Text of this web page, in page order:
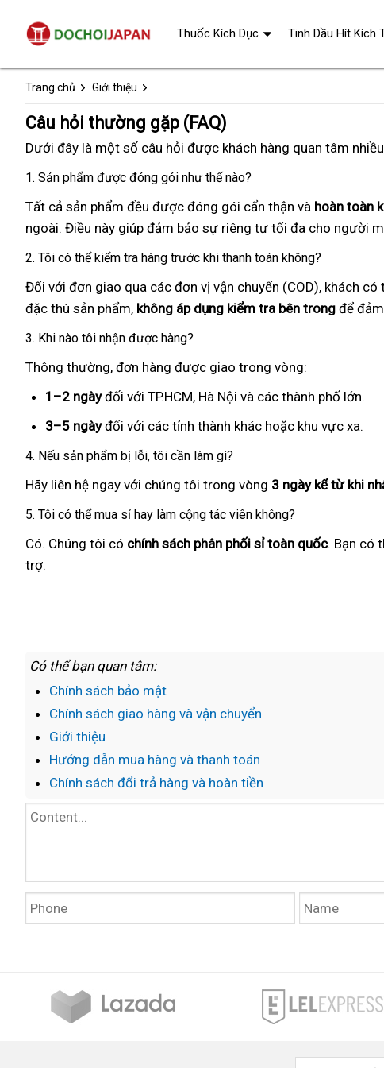
Trang chủ Giới thiệu
Câu hỏi thường gặp (FAQ)
Dưới đây là một số câu hỏi được khách hàng quan tâm
1. Sản phẩm được đóng gói như thế nào?
Tất cả sản phẩm đều được đóng gói cẩn thận và hoàn toàn
ngoài. Điều này giúp đảm bảo sự riêng tư tối đa cho người
2. Tôi có thể kiểm tra hàng trước khi thanh toán không?
Đối với đơn giao qua các đơn vị vận chuyển (COD), khách có
đặc thù sản phẩm, không áp dụng kiểm tra bên trong để
3. Khi nào tôi nhận được hàng?
Thông thường, đơn hàng được giao trong vòng:
1–2 ngàyđối với TP.HCM, Hà Nội và các thành phố lớn.
3–5 ngàyđối với các tỉnh thành khác hoặc khu vực xa.
4. Nếu sản phẩm bị lỗi, tôi cần làm gì?
Hãy liên hệ ngay với chúng tôi trong vòng 3 ngày kể từ khi
5. Tôi có thể mua sỉ hay làm cộng tác viên không?
Có. Chúng tôi có chính sách phân phối sỉ toàn quốc. Bạn có
trợ.
Có thể bạn quan tâm:
Chính sách bảo mật
Chính sách giao hàng và vận chuyển
Giới thiệu
Hướng dẫn mua hàng và thanh toán
Chính sách đổi trả hàng và hoàn tiền
Thuốc Kích Dục Tinh Dầu Hít Kích